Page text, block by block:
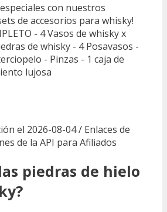
con nuestros
de accesorios para whisky!
- 4 Vasos de whisky x
de whisky - 4 Posavasos -
- Pinzas - 1 caja de
lujosa
el 2026-08-04 / Enlaces de
de la API para Afiliados
piedras de hielo